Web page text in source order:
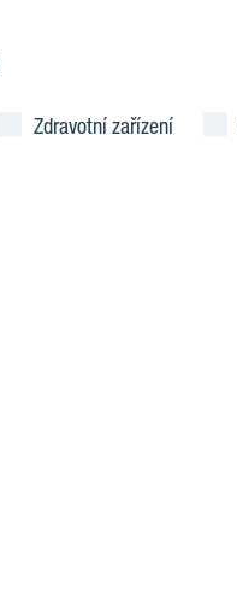
Zdravotní zařízení